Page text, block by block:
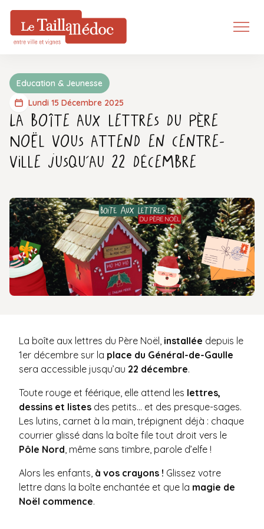
Education & Jeunesse
Lundi 15 Décembre 2025
La boîte aux lettres du Père
Noël vous attend en centre-
ville jusqu’au 22 décembre
La boîte aux lettres du Père Noël, installée depuis le
1er décembre sur la place du Général-de-Gaulle
sera accessible jusqu’au 22 décembre.
Toute rouge et féérique, elle attend les lettres,
dessins et listes des petits… et des presque-sages.
Les lutins, carnet à la main, trépignent déjà : chaque
courrier glissé dans la boîte file tout droit vers le
Pôle Nord, même sans timbre, parole d’elfe !
Alors les enfants, à vos crayons ! Glissez votre
lettre dans la boîte enchantée et que la magie de
Noël commence.